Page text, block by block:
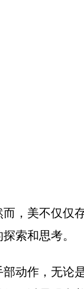
，美不仅仅
索和思考。
动作，无论